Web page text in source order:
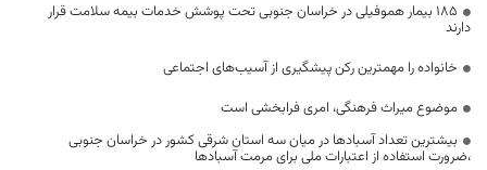
۱۸۵ بیمار هموفیلی در خراسان جنوبی تحت پوشش خدمات بیمه سلامت قرار
دارند
خانواده را مهمترین رکن پیشگیری از آسیب‌های اجتماعی
موضوع میراث فرهنگی، امری فرابخشی است
بیشترین تعداد آسبادها در میان سه استان شرقی کشور در خراسان جنوبی
،ضرورت استفاده از اعتبارات ملی برای مرمت آسبادها